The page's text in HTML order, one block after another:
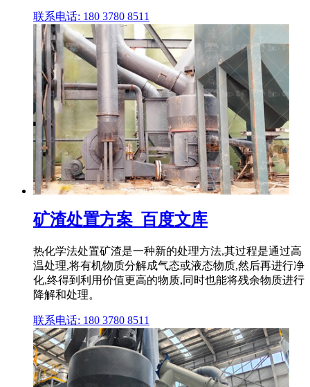
联系电话: 180 3780 8511
矿渣处置方案_百度文库
热化学法处置矿渣是一种新的处理方法,其过程是通过高
温处理,将有机物质分解成气态或液态物质,然后再进行净
化,终得到利用价值更高的物质,同时也能将残余物质进行
降解和处理。
联系电话: 180 3780 8511